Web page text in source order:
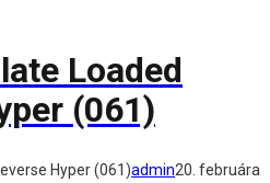
Loaded
(061)
Hyper (061)admin20. februára